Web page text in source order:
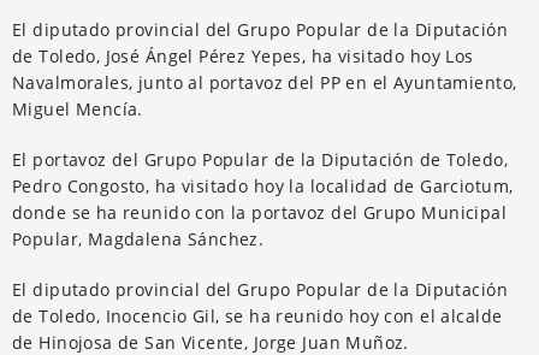
El diputado provincial del Grupo Popular de la Diputación
de Toledo, José Ángel Pérez Yepes, ha visitado hoy Los
Navalmorales, junto al portavoz del PP en el Ayuntamiento,
Miguel Mencía.
El portavoz del Grupo Popular de la Diputación de Toledo,
Pedro Congosto, ha visitado hoy la localidad de Garciotum,
donde se ha reunido con la portavoz del Grupo Municipal
Popular, Magdalena Sánchez.
El diputado provincial del Grupo Popular de la Diputación
de Toledo, Inocencio Gil, se ha reunido hoy con el alcalde
de Hinojosa de San Vicente, Jorge Juan Muñoz.